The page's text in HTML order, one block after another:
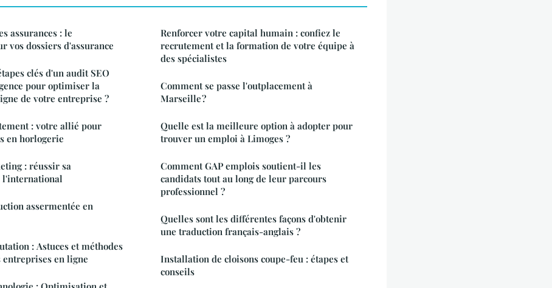
assurances : le
vos dossiers d'assurance
clés d'un audit SEO
pour optimiser la
de votre entreprise ?
: votre allié pour
en horlogerie
: réussir sa
l'international
assermentée en
: Astuces et méthodes
entreprises en ligne
Renforcer votre capital humain : confiez le
recrutement et la formation de votre équipe à
des spécialistes
Comment se passe l'outplacement à
Marseille ?
Quelle est la meilleure option à adopter pour
trouver un emploi à Limoges ?
Comment GAP emplois soutient-il les
candidats tout au long de leur parcours
professionnel ?
Quelles sont les différentes façons d'obtenir
une traduction français-anglais ?
Installation de cloisons coupe-feu : étapes et
conseils